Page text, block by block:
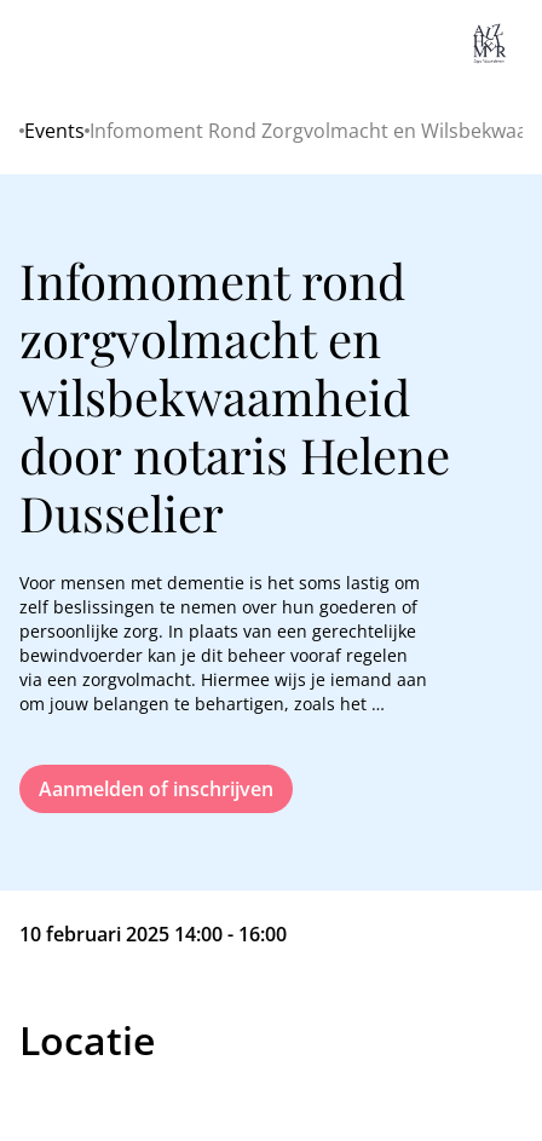
Home
Events Infomoment Rond Zorgvolmacht en
Infomoment rond
zorgvolmacht en
wilsbekwaamheid
door notaris Helene
Dusselier
Voor mensen met dementie is het soms lastig om
zelf beslissingen te nemen over hun goederen of
persoonlijke zorg. In plaats van een gerechtelijke
bewindvoerder kan je dit beheer vooraf regelen
via een zorgvolmacht. Hiermee wijs je iemand aan
om jouw belangen te behartigen, zoals het
je de basisprincipes van een zorgvolmacht en krijg
je handige tips voor het opstellen ervan.
Aanmelden of inschrijven
10 februari 2025 14:00 - 16:00
Locatie